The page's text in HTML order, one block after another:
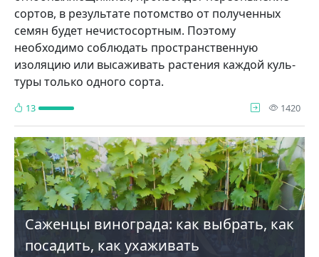
сортов, в результате потом­ство от полученных
семян будет нечис­тосортным. Поэтому
необходимо со­блюдать пространственную
изоляцию или высаживать растения каждой куль­
туры только одного сорта.
13 1420
Саженцы винограда: как выбрать, как
посадить, как ухаживать